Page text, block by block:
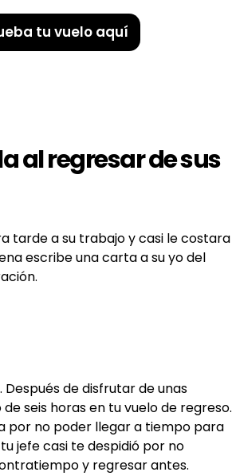
tu vuelo aquí
al regresar de sus
tarde a su trabajo y casi le costara
escribe una carta a su yo del
de disfrutar de unas
seis horas en tu vuelo de regreso.
por no poder llegar a tiempo para
jefe casi te despidió por no
y regresar antes.